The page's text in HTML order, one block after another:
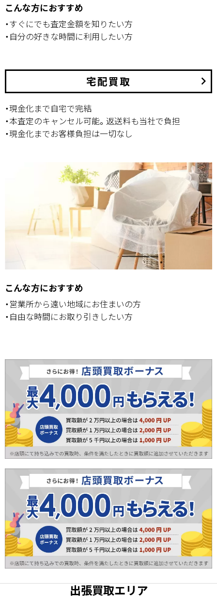
こんな方におすすめ
・すぐにでも査定金額を知りたい方
・自分の好きな時間に利用したい方
宅配買取 keyboard_arrow_right
・現金化まで自宅で完結
・本査定のキャンセル可能。返送料も当社で負担
・現金化までお客様負担は一切なし
こんな方におすすめ
・営業所から遠い地域にお住まいの方
・自由な時間にお取り引きしたい方
出張買取エリア